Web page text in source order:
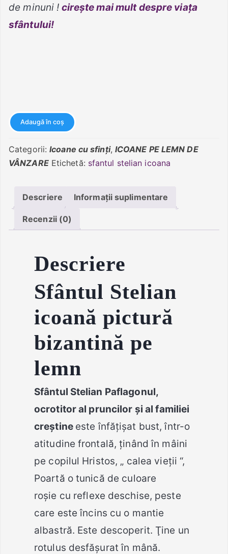
de minuni ! cirește mai mult despre viața
sfântului!
Cantitate
Sfântul
Stelian
Adaugă în coș
Categorii:Icoane cu sfinți, ICOANE PE LEMN DE
VÂNZARE Etichetă: sfantul stelian icoana
Descriere Informații suplimentare
Recenzii (0)
Descriere
Sfântul Stelian
icoană pictură
bizantină pe
lemn
Sfântul Stelian Paflagonul,
ocrotitor al pruncilor şi al familiei
creştine este înfăţişat bust, într-o
atitudine frontală, ţinând în mâini
pe copilul Hristos, „ calea vieţii “,
Poartă o tunică de culoare
roşie cu reflexe deschise, peste
care este încins cu o mantie
albastră. Este descoperit. Ţine un
rotulus desfăşurat în mână.